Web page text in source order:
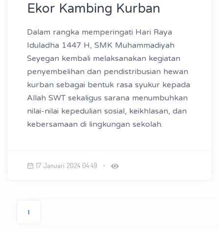
Ekor Kambing Kurban
Dalam rangka memperingati Hari Raya
Iduladha 1447 H, SMK Muhammadiyah
Seyegan kembali melaksanakan kegiatan
penyembelihan dan pendistribusian hewan
kurban sebagai bentuk rasa syukur kepada
Allah SWT sekaligus sarana menumbuhkan
nilai-nilai kepedulian sosial, keikhlasan, dan
kebersamaan di lingkungan sekolah.
17 Januari 2024 04:49
1